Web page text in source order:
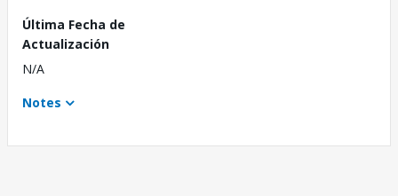
Última Fecha de
Actualización
N/A
Notes